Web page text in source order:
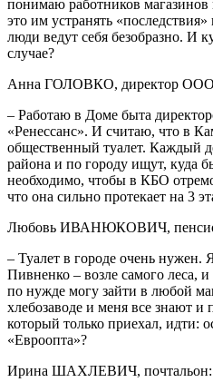
понимаю работников
это им устранять
люди ведут себя безобразно. И
случае?
Анна ГОЛОВКО, директор
– Работаю в Доме быта
«Ренессанс». И считаю, что в
общественный туалет. Каждый
района и по городу ищут, куда
необходимо, чтобы в КБО
что она сильно протекает на 3
Любовь ИВАНЮКОВИЧ,
– Туалет в городе очень
Пивненко – возле самого леса,
по нужде могу зайти в любой
хлебозаводе и меня все знают и
который только приехал, идти:
«Евроопта»?
Ирина ШАХЛЕВИЧ, почтальон: